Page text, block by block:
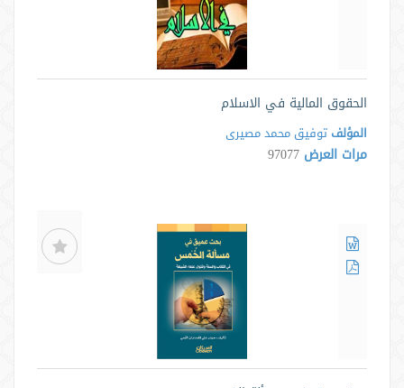
الحقوق المالية في الاسلام
المؤلف توفیق محمد مصیری
مرات العرض 97077